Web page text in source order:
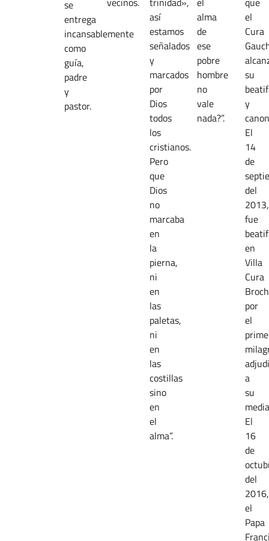
se
entrega
incansablemente
como
guía,
padre
y
pastor.
así
estamos
señalados
y
marcados
por
Dios
todos
los
cristianos.
Pero
que
Dios
no
marcaba
en
la
pierna,
ni
en
las
paletas,
ni
en
las
costillas
sino
en
el
alma”.
alma
de
ese
pobre
hombre
no
vale
nada?”.
el
Cura
su
y
El
14
de
del
2013,
fue
en
Villa
Cura
por
el
a
su
El
16
de
del
2016,
el
Papa